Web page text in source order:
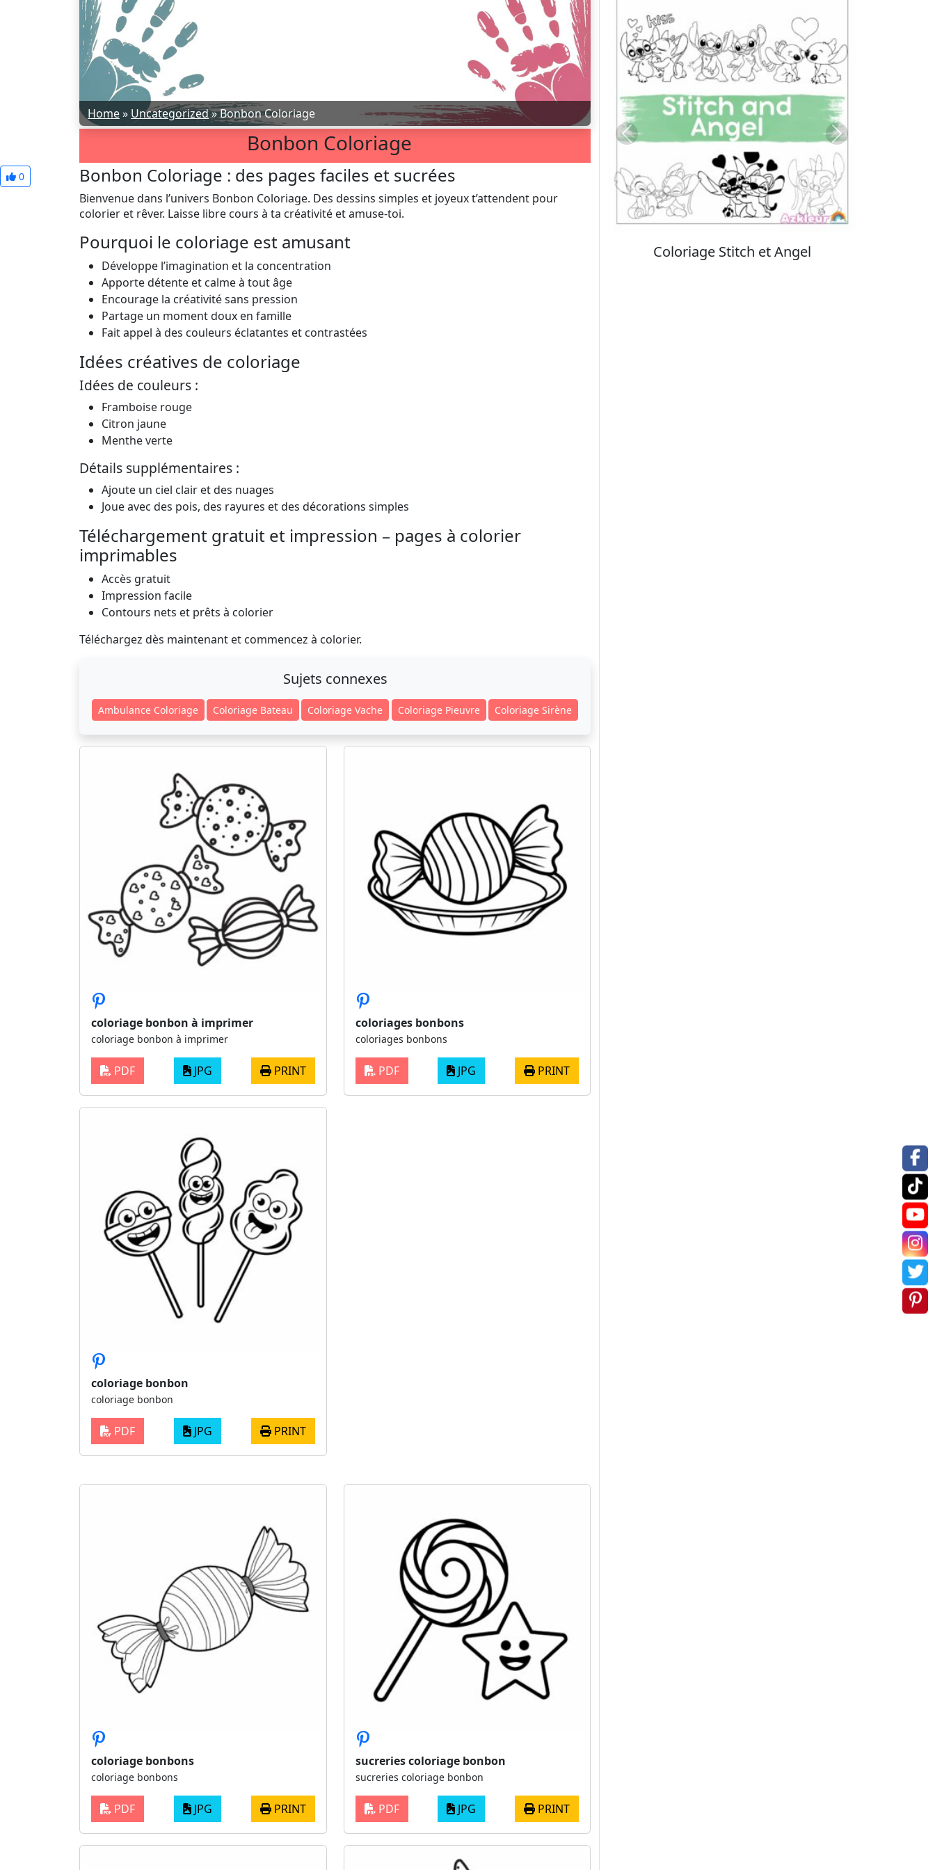
Home» Uncategorized»Bonbon Coloriage
Bonbon Coloriage
0 Bonbon Coloriage : des pages faciles et sucrées
Bienvenue dans l’univers Bonbon Coloriage. Des dessins simples et joyeux t’attendent pour
colorier et rêver. Laisse libre cours à ta créativité et amuse-toi.
Pourquoi le coloriage est amusant
Développe l’imagination et la concentration
Apporte détente et calme à tout âge
Encourage la créativité sans pression
Partage un moment doux en famille
Fait appel à des couleurs éclatantes et contrastées
Idées créatives de coloriage
Idées de couleurs :
Framboise rouge
Citron jaune
Menthe verte
Détails supplémentaires :
Ajoute un ciel clair et des nuages
Joue avec des pois, des rayures et des décorations simples
Téléchargement gratuit et impression – pages à colorier
imprimables
Accès gratuit
Impression facile
Contours nets et prêts à colorier
Téléchargez dès maintenant et commencez à colorier.
Sujets connexes
Ambulance Coloriage Coloriage Bateau Coloriage Vache Coloriage Pieuvre Coloriage Sirène
coloriage bonbon à imprimer
coloriage bonbon à imprimer
PDF JPG PRINT
coloriages bonbons
coloriages bonbons
PDF JPG PRINT
coloriage bonbon
coloriage bonbon
PDF JPG PRINT
coloriage bonbons
coloriage bonbons
PDF JPG PRINT
sucreries coloriage bonbon
sucreries coloriage bonbon
PDF JPG PRINT
Coloriage Stitch
Previous Next